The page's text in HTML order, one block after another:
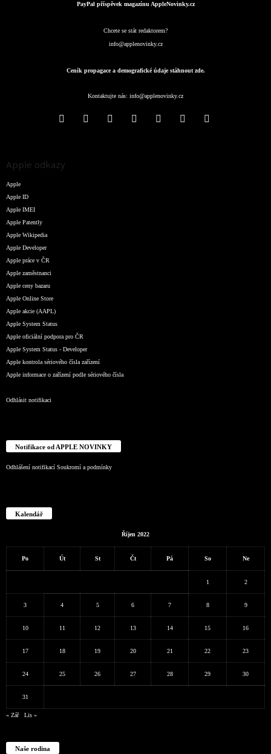
PayPal příspěvek magazínu AppleNovinky.cz
Chcete se stát redaktorem?
info@applenovinky.cz
Ceník propagace a demografické údaje stáhnout zde.
Kontaktujte nás: info@applenovinky.cz
Apple odkazy
Apple
Apple ID
Apple IMEI
Apple Patently
Apple Wikipedia
Apple Developer
Apple práce v ČR
Apple zaměstnanci
Apple ceny bazaru
Apple Online Store
Apple akcie (AAPL)
Apple System Status
Apple oficiální podpora pro ČR
Apple System Status - Developer
Apple kontrola sériového čísla zařízení
Apple informace o zařízení podle sériového čísla
Odhlásit notifikaci
Notifikace od APPLE NOVINKY
Odhlášení notifikací Soukromí a podmínky
Kalendář
Říjen 2022
Po Út St Čt Pá So Ne
1 2
3 4 5 6 7 8 9
10 11 12 13 14 15 16
17 18 19 20 21 22 23
24 25 26 27 28 29 30
31
« Zář Lis »
Naše rodina